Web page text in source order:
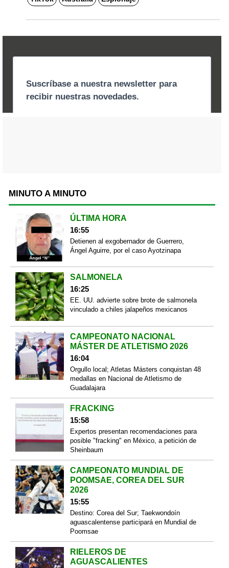
MINUTO A MINUTO
ÚLTIMA HORA
16:55
Detienen al exgobernador de Guerrero,
Ángel Aguirre, por el caso Ayotzinapa
SALMONELA
16:25
EE. UU. advierte sobre brote de salmonela
vinculado a chiles jalapeños mexicanos
CAMPEONATO NACIONAL
MÁSTER DE ATLETISMO 2026
16:04
Orgullo local; Atletas Másters conquistan 48
medallas en Nacional de Atletismo de
Guadalajara
FRACKING
15:58
Expertos presentan recomendaciones para
posible "fracking" en México, a petición de
Sheinbaum
CAMPEONATO MUNDIAL DE
POOMSAE, COREA DEL SUR
2026
15:55
Destino: Corea del Sur; Taekwondoín
aguascalentense participará en Mundial de
Poomsae
RIELEROS DE
AGUASCALIENTES